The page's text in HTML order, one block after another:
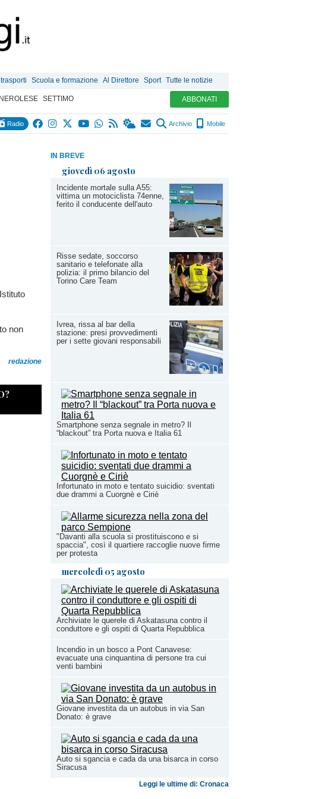
Scuola e formazione Al Direttore Sport Tutte le notizie
SETTIMO ABBONATI
Radio Archivio Mobile
IN BREVE
giovedì 06 agosto
Incidente mortale sulla A55:
vittima un motociclista 74enne,
ferito il conducente dell'auto
Risse sedate, soccorso
sanitario e telefonate alla
polizia: il primo bilancio del
Torino Care Team
Ivrea, rissa al bar della
stazione: presi provvedimenti
per i sette giovani responsabili
Smartphone senza segnale in metro? Il
“blackout” tra Porta nuova e Italia 61
Infortunato in moto e tentato suicidio: sventati
due drammi a Cuorgnè e Ciriè
"Davanti alla scuola si prostituiscono e si
spaccia", così il quartiere raccoglie nuove firme
per protesta
mercoledì 05 agosto
Archiviate le querele di Askatasuna contro il
conduttore e gli ospiti di Quarta Repubblica
Incendio in un bosco a Pont Canavese:
evacuate una cinquantina di persone tra cui
venti bambini
Giovane investita da un autobus in via San
Donato: è grave
Auto si sgancia e cada da una bisarca in corso
Siracusa
Leggi le ultime di: Cronaca
non
redazione